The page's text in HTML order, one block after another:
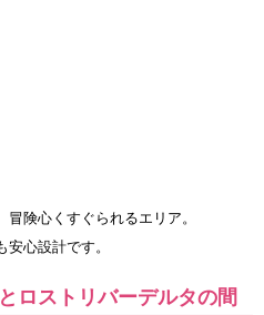
険心くすぐられるエリア。
心設計です。
ロストリバーデルタの間